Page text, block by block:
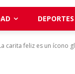
DEPORTES
carita feliz es un ícono